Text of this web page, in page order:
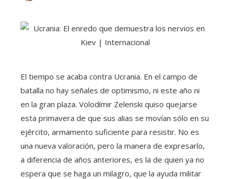
El tiempo se acaba contra Ucrania. En el campo de
batalla no hay señales de optimismo, ni este año ni
en la gran plaza. Volodímir Zelenski quiso quejarse
esta primavera de que sus alias se movían sólo en su
ejército, armamento suficiente para resistir. No es
una nueva valoración, pero la manera de expresarlo,
a diferencia de años anteriores, es la de quien ya no
espera que se haga un milagro, que la ayuda militar